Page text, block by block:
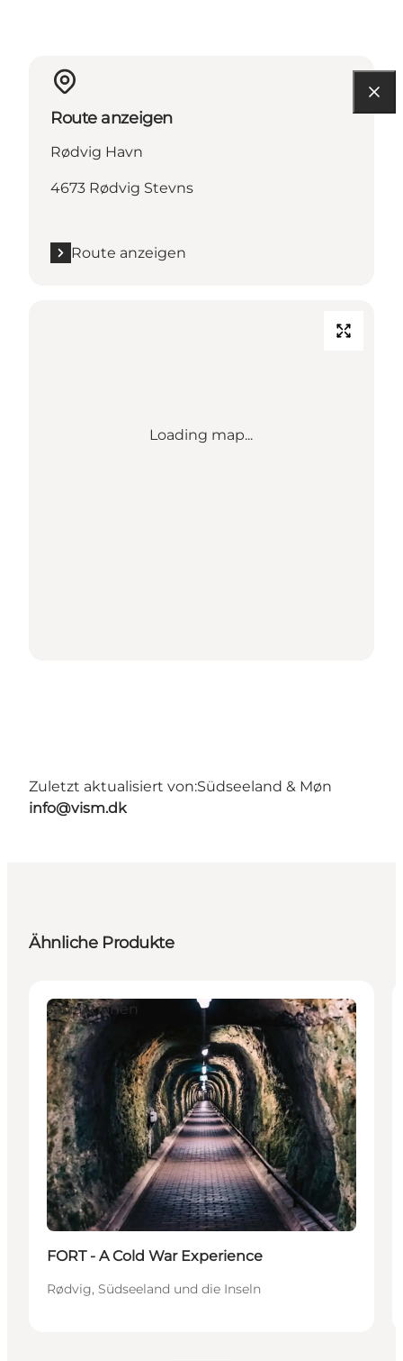
Route anzeigen
Rødvig Havn
4673 Rødvig Stevns
Route anzeigen
Loading map...
Zuletzt aktualisiert von:Südseeland & Møn
info@vism.dk
Ähnliche Produkte
Attraktionen
FORT - A Cold War Experience
Rødvig, Südseeland und die Inseln